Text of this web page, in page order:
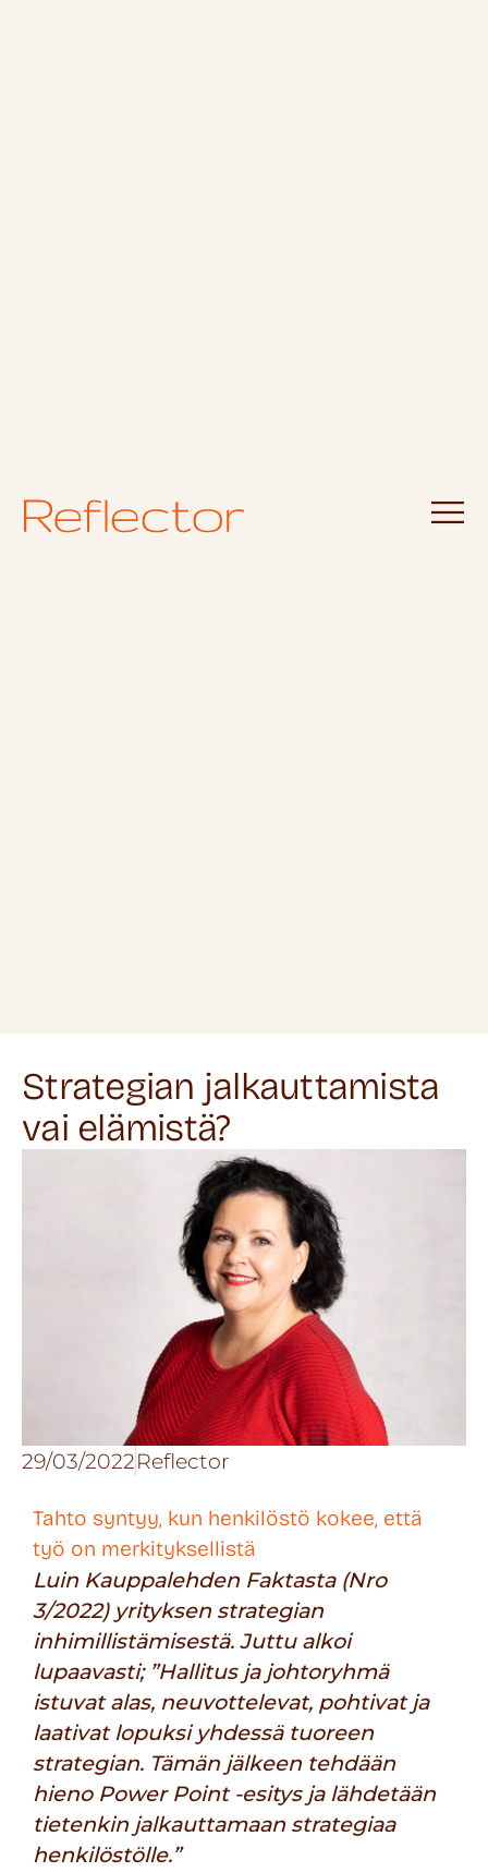
Strategian jalkauttamista
vai elämistä?
29/03/2022Reflector
Tahto syntyy, kun henkilöstö kokee, että
työ on merkityksellistä
Luin Kauppalehden Faktasta (Nro
3/2022) yrityksen strategian
inhimillistämisestä. Juttu alkoi
lupaavasti; ”Hallitus ja johtoryhmä
istuvat alas, neuvottelevat, pohtivat ja
laativat lopuksi yhdessä tuoreen
strategian. Tämän jälkeen tehdään
hieno Power Point -esitys ja lähdetään
tietenkin jalkauttamaan strategiaa
henkilöstölle.”